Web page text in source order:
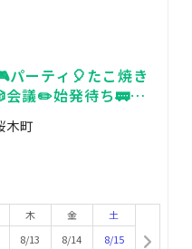
パーティ🎈たこ焼き
会議✏️始発待ち🚃な
木町
木
8/13
金
8/14
土
8/15